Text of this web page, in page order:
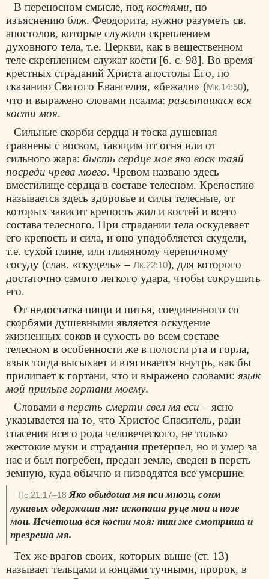
В переносном смысле, подкостями, по
изъяснению блж. Феодорита, нужно разуметь св.
апостолов, которые служили скреплением
духовного тела, т.е. Церкви, как в вещественном
теле скреплением служат кости [6. с. 98]. Во время
крестных страданий Христа апостолы Его, по
сказанию Святого Евангелия, «бежали» (Мк.14:50),
что и выражено словами псалма: разсыпашася вся
кости моя.
Сильные скорби сердца и тоска душевная
сравнены с воском, тающим от огня или от
сильного жара: бысть сердце мое яко воск таяй
посреди чрева моего. Чревом названо здесь
вместилище сердца в составе телесном. Крепостию
называется здесь здоровье и силы телесные, от
которых зависит крепость жил и костей и всего
состава телесного. При страдании тела оскудевает
его крепость и сила, и оно уподобляется скудели,
т.е. сухой глине, или глиняному черепичному
сосуду (слав. «скудель» – Лк.22:10), для которого
достаточно самого легкого удара, чтобы сокрушить
его.
От недостатка пищи и питья, соединенного со
скорбями душевными является оскудение
жизненных соков и сухость во всем составе
телесном в особенности же в полости рта и горла,
язык тогда высыхает и втягивается внутрь, как бы
прилипает к гортани, что и выражено словами: язык
мой прильпе гортани моему.
Словамив персть смерти свел мя еси – ясно
указывается на то, что Христос Спаситель, ради
спасения всего рода человеческого, не только
жестокие муки и страдания претерпел, но и умер за
нас и был погребен, предан земле, сведен в персть
земную, куда обычно и низводятся все умершие.
Пс.21:17–18 Яко обыдоша мя пси мнози, сонм
лукавых одержаша мя: ископаша руце мои и нозе
мои. Исчетоша вся кости моя: тии же смотриша и
презреша мя.
Тех же врагов своих, которых выше (ст. 13)
называет тельцами и юнцами тучными, пророк, в